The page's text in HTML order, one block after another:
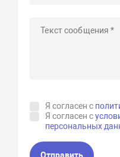
Я согласен с
Я согласен с
персональных
Отправить